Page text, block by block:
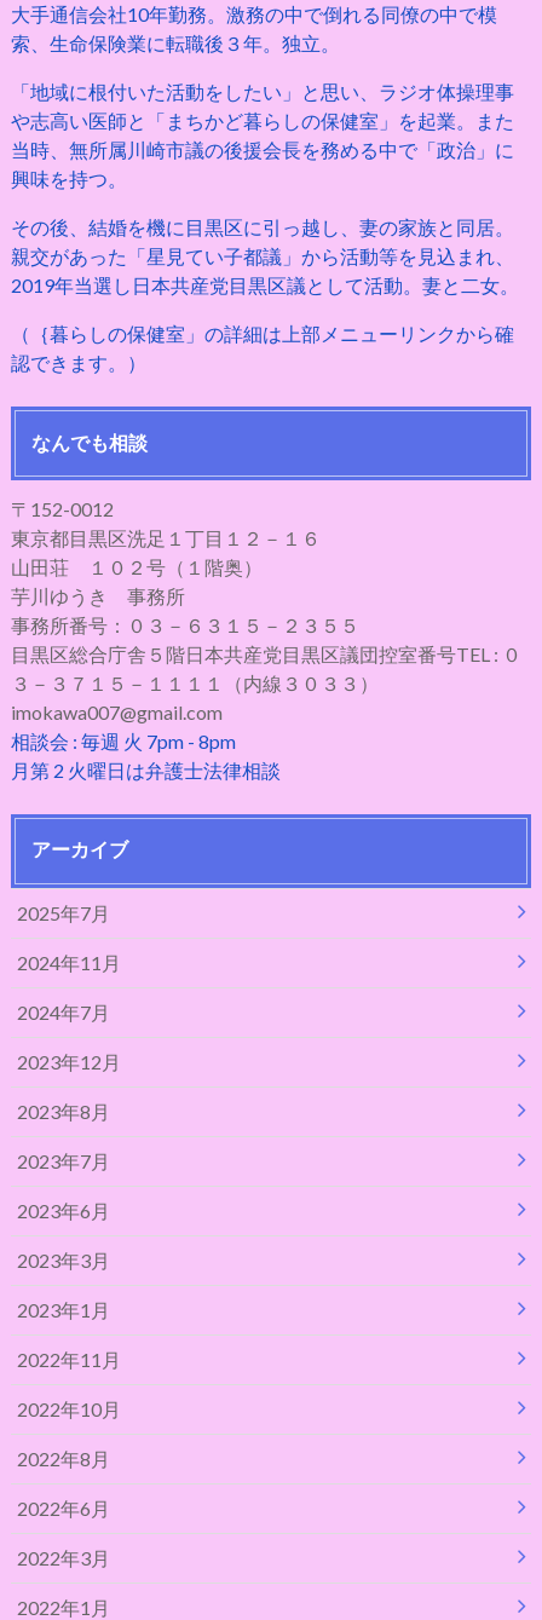
大手通信会社10年勤務。激務の中で倒れる同僚の中で模
索、生命保険業に転職後３年。独立。
「地域に根付いた活動をしたい」と思い、ラジオ体操理事
や志高い医師と「まちかど暮らしの保健室」を起業。また
当時、無所属川崎市議の後援会長を務める中で「政治」に
興味を持つ。
その後、結婚を機に目黒区に引っ越し、妻の家族と同居。
親交があった「星見てい子都議」から活動等を見込まれ、
2019年当選し日本共産党目黒区議として活動。妻と二女。
（｛暮らしの保健室」の詳細は上部メニューリンクから確
認できます。）
なんでも相談
〒152-0012
東京都目黒区洗足１丁目１２－１６
山田荘 １０２号（１階奥）
芋川ゆうき 事務所
事務所番号：０３－６３１５－２３５５
目黒区総合庁舎５階日本共産党目黒区議団控室番号TEL : ０
３－３７１５－１１１１（内線３０３３）
imokawa007@gmail.com
相談会 : 毎週 火 7pm - 8pm
月第 2 火曜日は弁護士法律相談
アーカイブ
2025年7月
2024年11月
2024年7月
2023年12月
2023年8月
2023年7月
2023年6月
2023年3月
2023年1月
2022年11月
2022年10月
2022年8月
2022年6月
2022年3月
2022年1月